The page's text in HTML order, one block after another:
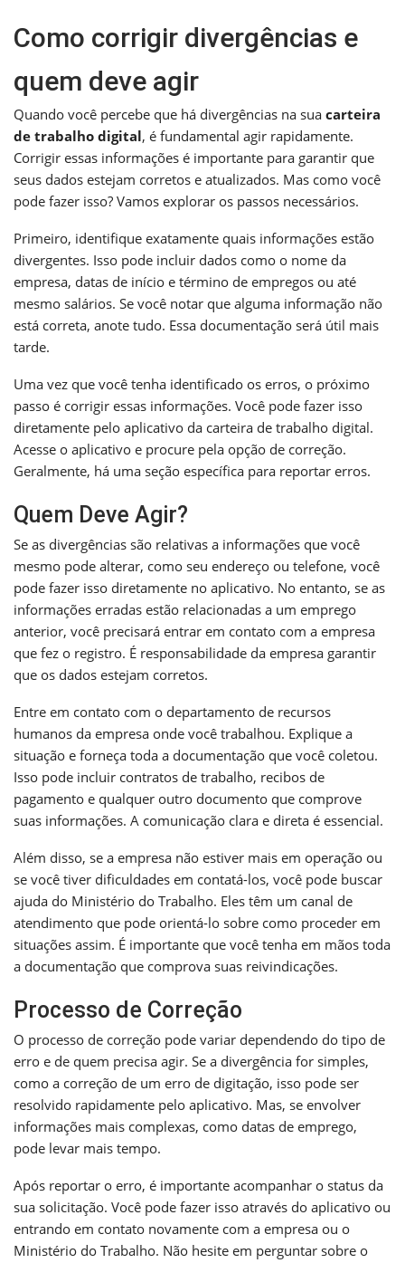
Como corrigir divergências e
quem deve agir
Quando você percebe que há divergências na sua carteira
de trabalho digital, é fundamental agir rapidamente.
Corrigir essas informações é importante para garantir que
seus dados estejam corretos e atualizados. Mas como você
pode fazer isso? Vamos explorar os passos necessários.
Primeiro, identifique exatamente quais informações estão
divergentes. Isso pode incluir dados como o nome da
empresa, datas de início e término de empregos ou até
mesmo salários. Se você notar que alguma informação não
está correta, anote tudo. Essa documentação será útil mais
tarde.
Uma vez que você tenha identificado os erros, o próximo
passo é corrigir essas informações. Você pode fazer isso
diretamente pelo aplicativo da carteira de trabalho digital.
Acesse o aplicativo e procure pela opção de correção.
Geralmente, há uma seção específica para reportar erros.
Quem Deve Agir?
Se as divergências são relativas a informações que você
mesmo pode alterar, como seu endereço ou telefone, você
pode fazer isso diretamente no aplicativo. No entanto, se as
informações erradas estão relacionadas a um emprego
anterior, você precisará entrar em contato com a empresa
que fez o registro. É responsabilidade da empresa garantir
que os dados estejam corretos.
Entre em contato com o departamento de recursos
humanos da empresa onde você trabalhou. Explique a
situação e forneça toda a documentação que você coletou.
Isso pode incluir contratos de trabalho, recibos de
pagamento e qualquer outro documento que comprove
suas informações. A comunicação clara e direta é essencial.
Além disso, se a empresa não estiver mais em operação ou
se você tiver dificuldades em contatá-los, você pode buscar
ajuda do Ministério do Trabalho. Eles têm um canal de
atendimento que pode orientá-lo sobre como proceder em
situações assim. É importante que você tenha em mãos toda
a documentação que comprova suas reivindicações.
Processo de Correção
O processo de correção pode variar dependendo do tipo de
erro e de quem precisa agir. Se a divergência for simples,
como a correção de um erro de digitação, isso pode ser
resolvido rapidamente pelo aplicativo. Mas, se envolver
informações mais complexas, como datas de emprego,
pode levar mais tempo.
Após reportar o erro, é importante acompanhar o status da
sua solicitação. Você pode fazer isso através do aplicativo ou
entrando em contato novamente com a empresa ou o
Ministério do Trabalho. Não hesite em perguntar sobre o